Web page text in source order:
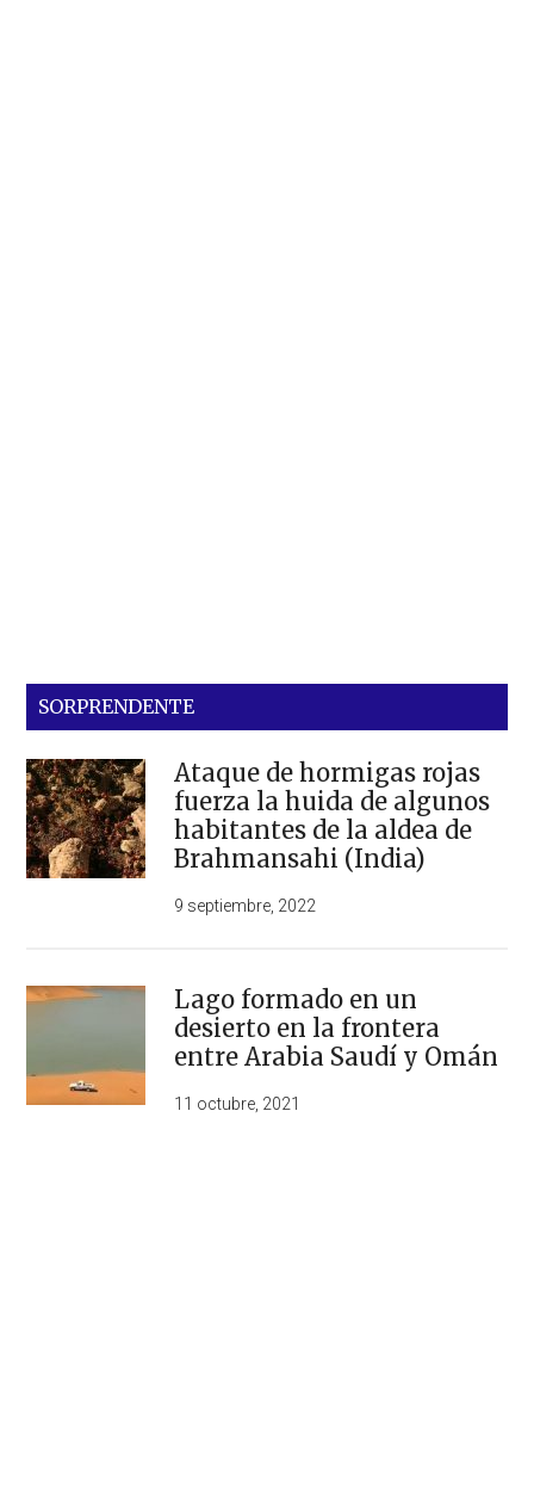
SORPRENDENTE
Ataque de hormigas rojas
fuerza la huida de algunos
habitantes de la aldea de
Brahmansahi (India)
9 septiembre, 2022
Lago formado en un
desierto en la frontera
entre Arabia Saudí y Omán
11 octubre, 2021